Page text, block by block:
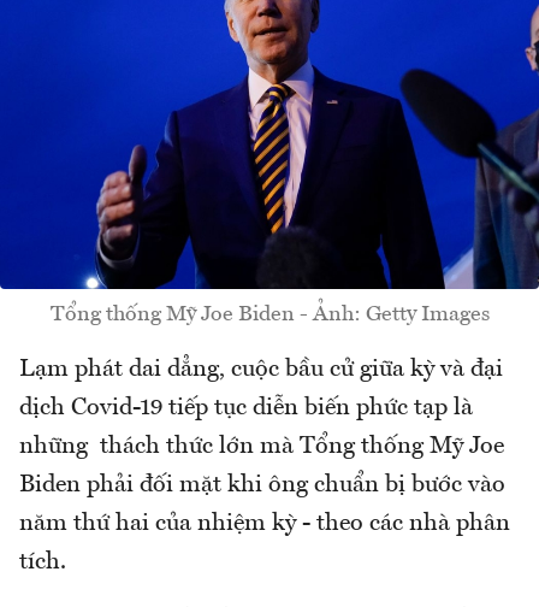
Tổng thống Mỹ Joe Biden - Ảnh: Getty Images
Lạm phát dai dẳng, cuộc bầu cử giữa kỳ và đại
dịch Covid-19 tiếp tục diễn biến phức tạp là
những thách thức lớn mà Tổng thống Mỹ Joe
Biden phải đối mặt khi ông chuẩn bị bước vào
năm thứ hai của nhiệm kỳ - theo các nhà phân
tích.